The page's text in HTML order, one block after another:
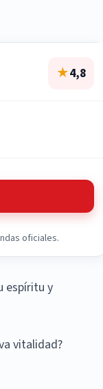
★4,8
oficiales.
espíritu y
vitalidad?